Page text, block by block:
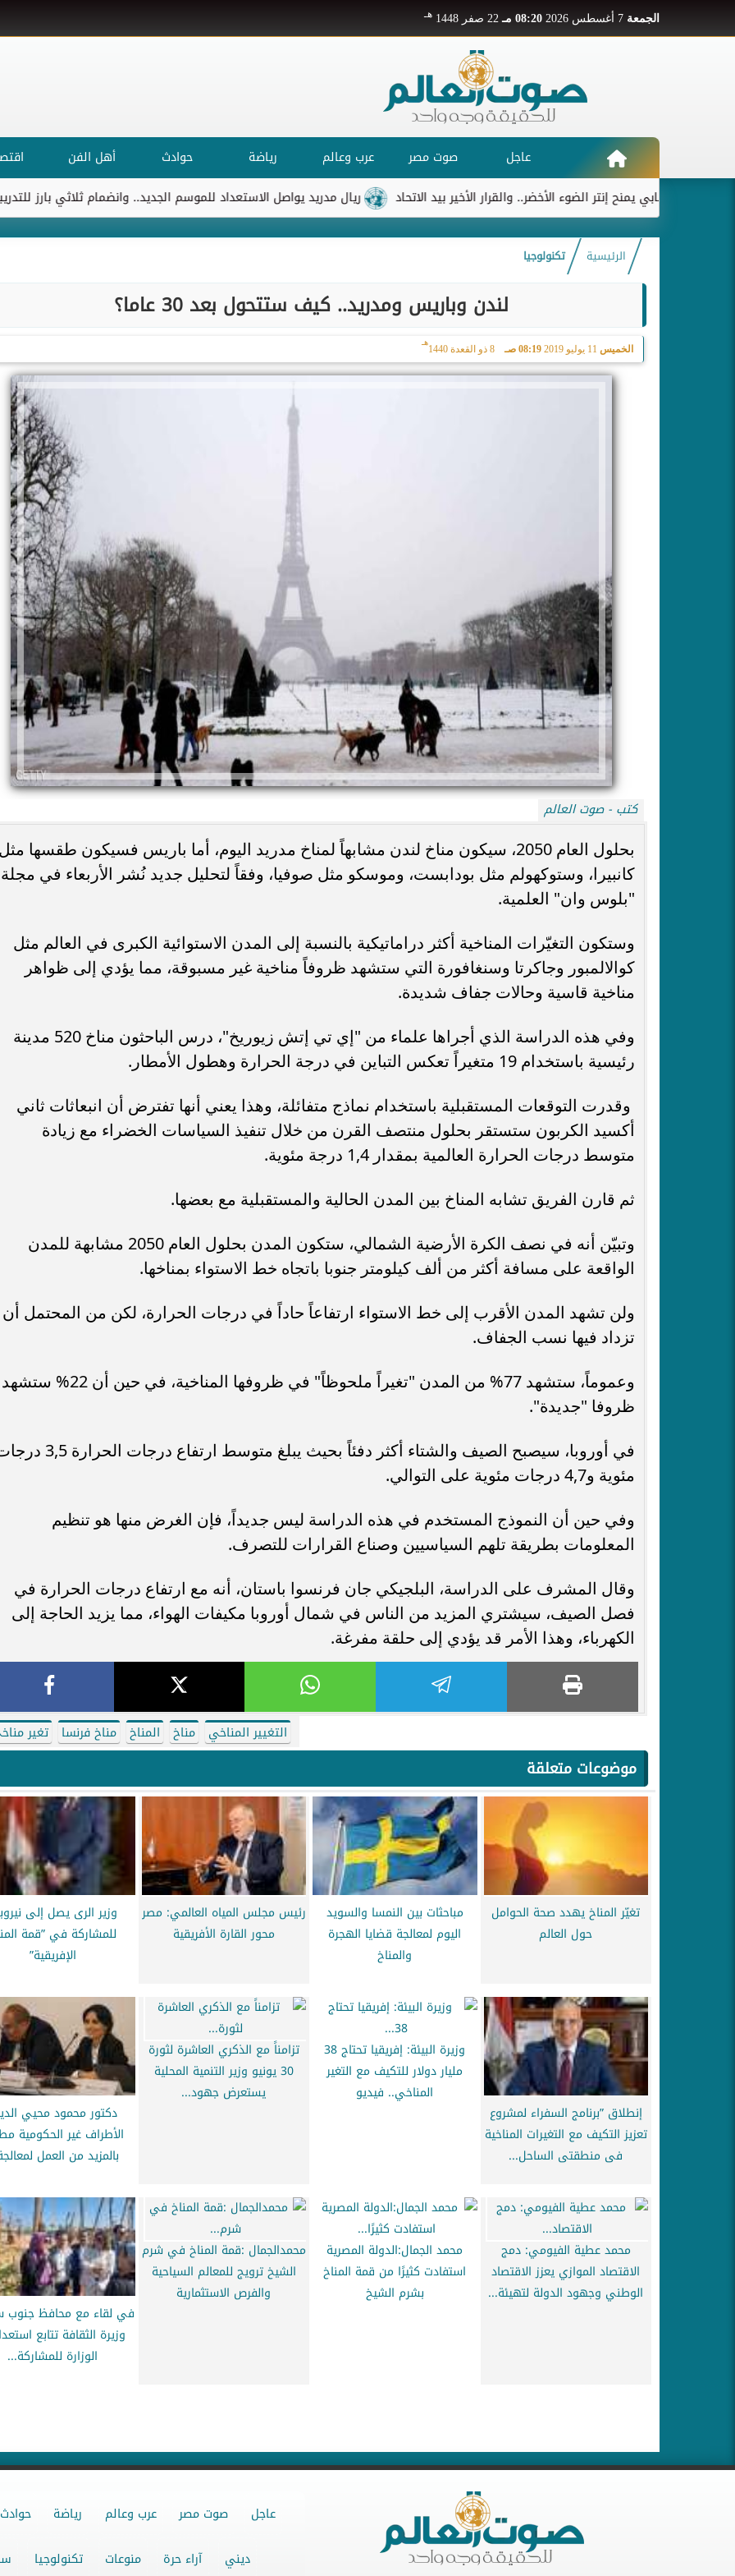
الجمعة 08:20 مـ 22 صفر 1448 هـ
عاجل صوت مصر عرب وعالم رياضة حوادث أهل الفن
ريال مدريد يواصل الاستعداد للموسم الجديد.. وانضمام ثلاثي بارز للتدريبات ديابي يمنح إنتر الضوء الأخضر.. والقرار الأخير بيد الاتحاد
الرئيسية تكنولوجيا
لندن وباريس ومدريد.. كيف ستتحول بعد 30 عاما؟
الخميس 08:19 صـ 8 ذو القعدة 1440
هـ
كتب - صوت العالم
بحلول العام 2050، سيكون مناخ لندن مشابهاً لمناخ مدريد اليوم، أما باريس فسيكون طقسها
كانبيرا، وستوكهولم مثل بودابست، وموسكو مثل صوفيا، وفقاً لتحليل جديد نُشر الأربعاء في مجلة
"بلوس وان" العلمية.
وستكون التغيّرات المناخية أكثر دراماتيكية بالنسبة إلى المدن الاستوائية الكبرى في العالم مثل
كوالالمبور وجاكرتا وسنغافورة التي ستشهد ظروفاً مناخية غير مسبوقة، مما يؤدي إلى ظواهر
مناخية قاسية وحالات جفاف شديدة.
وفي هذه الدراسة الذي أجراها علماء من "إي تي إتش زيوريخ"، درس الباحثون مناخ 520 مدينة
رئيسية باستخدام 19 متغيراً تعكس التباين في درجة الحرارة وهطول الأمطار.
وقدرت التوقعات المستقبلية باستخدام نماذج متفائلة، وهذا يعني أنها تفترض أن انبعاثات ثاني
أكسيد الكربون ستستقر بحلول منتصف القرن من خلال تنفيذ السياسات الخضراء مع زيادة
متوسط درجات الحرارة العالمية بمقدار 1,4 درجة مئوية.
ثم قارن الفريق تشابه المناخ بين المدن الحالية والمستقبلية مع بعضها.
وتبيّن أنه في نصف الكرة الأرضية الشمالي، ستكون المدن بحلول العام 2050 مشابهة للمدن
الواقعة على مسافة أكثر من ألف كيلومتر جنوبا باتجاه خط الاستواء بمناخها.
ولن تشهد المدن الأقرب إلى خط الاستواء ارتفاعاً حاداً في درجات الحرارة، لكن من المحتمل أن
تزداد فيها نسب الجفاف.
وعموماً، ستشهد 77% من المدن "تغيراً ملحوظاً" في ظروفها المناخية، في حين أن 22% ستشهد
ظروفا "جديدة".
في أوروبا، سيصبح الصيف والشتاء أكثر دفئاً بحيث يبلغ متوسط ارتفاع درجات
مئوية و4,7 درجات مئوية على التوالي.
وفي حين أن النموذج المستخدم في هذه الدراسة ليس جديداً، فإن الغرض منها هو تنظيم
المعلومات بطريقة تلهم السياسيين وصناع القرارات للتصرف.
وقال المشرف على الدراسة، البلجيكي جان فرنسوا باستان، أنه مع ارتفاع درجات الحرارة في
فصل الصيف، سيشتري المزيد من الناس في شمال أوروبا مكيفات الهواء، مما يزيد الحاجة إلى
الكهرباء، وهذا الأمر قد يؤدي إلى حلقة مفرغة.
التغيير المناخي مناخ المناخ مناخ فرنسا تغير
موضوعات متعلقة
تغيّر المناخ يهدد صحة الحوامل
حول العالم
مباحثات بين النمسا والسويد
اليوم لمعالجة قضايا الهجرة
والمناخ
رئيس مجلس المياه العالمي: مصر
محور القارة الأفريقية
وزير الرى يصل إلى
للمشاركة في ”قمة
الإفريقية”
إنطلاق ”برنامج السفراء لمشروع
تعزيز التكيف مع التغيرات المناخية
فى منطقتى الساحل...
وزيرة البيئة: إفريقيا تحتاج 38
مليار دولار للتكيف مع التغير
المناخي.. فيديو
تزامناً مع الذكري العاشرة لثورة
30 يونيو وزير التنمية المحلية
يستعرض جهود...
دكتور محمود محيي
الأطراف غير الحكومية
بالمزيد من العمل
محمد عطية الفيومي: دمج
الاقتصاد الموازي يعزز الاقتصاد
الوطني وجهود الدولة لتهيئة...
محمد الجمال:الدولة المصرية
استفادت كثيرًا من قمة المناخ
بشرم الشيخ
محمدالجمال :قمة المناخ في شرم
الشيخ ترويج للمعالم السياحية
والفرص الاستثمارية
في لقاء مع محافظ جنوب
وزيرة الثقافة تتابع
الوزارة للمشاركة...
عاجل صوت مصر عرب وعالم رياضة حوادث
ديني آراء حرة منوعات تكنولوجيا